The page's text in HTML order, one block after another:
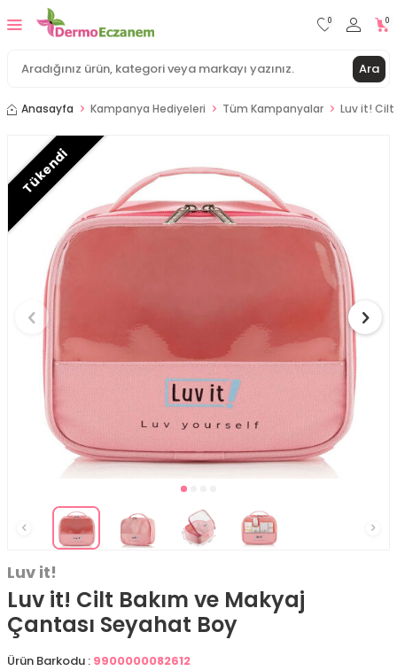
Ara
0 0
Anasayfa Kampanya Hediyeleri Tüm Kampanyalar Luv it! Cilt
Tükendi
Luv it!
Luv it! Cilt Bakım ve Makyaj
Çantası Seyahat Boy
Ürün Barkodu : 9900000082612